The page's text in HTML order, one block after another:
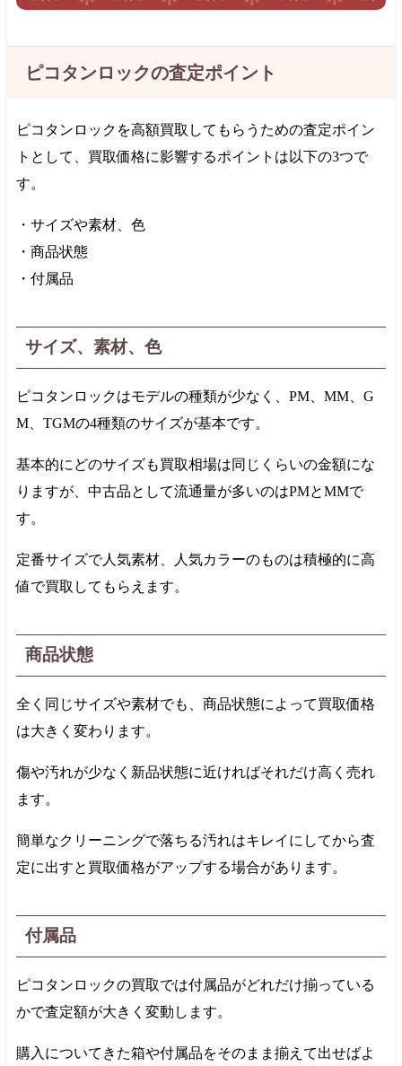
ピコタンロックの査定ポイント
ピコタンロックを高額買取してもらうための査定ポイン
トとして、買取価格に影響するポイントは以下の3つで
す。
・サイズや素材、色
・商品状態
・付属品
サイズ、素材、色
ピコタンロックはモデルの種類が少なく、PM、MM、G
M、TGMの4種類のサイズが基本です。
基本的にどのサイズも買取相場は同じくらいの金額にな
りますが、中古品として流通量が多いのはPMとMMで
す。
定番サイズで人気素材、人気カラーのものは積極的に高
値で買取してもらえます。
商品状態
全く同じサイズや素材でも、商品状態によって買取価格
は大きく変わります。
傷や汚れが少なく新品状態に近ければそれだけ高く売れ
ます。
簡単なクリーニングで落ちる汚れはキレイにしてから査
定に出すと買取価格がアップする場合があります。
付属品
ピコタンロックの買取では付属品がどれだけ揃っている
かで査定額が大きく変動します。
購入についてきた箱や付属品をそのまま揃えて出せばよ